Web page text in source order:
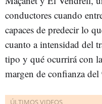
conductores cuando
capaces de predecir lo
cuanto a intensidad del
tipo y qué ocurrirá con
margen de confianza